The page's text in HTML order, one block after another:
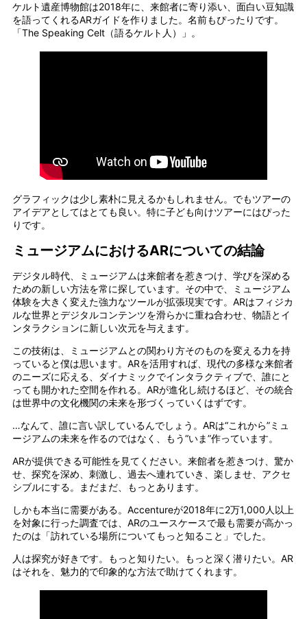
ケルト遺産博物館は2018年に、来館者に寄り添い、面白い豆知識
を語ってくれるARガイドを作りました。名前もぴったりです。
「The Speaking Celt（語るケルト人）」。
グラフィックは少し素朴に見えるかもしれません。でもツアーの
アイデアとしてはとても良い。特に子ども向けツアーにはぴった
りです。
ミュージアムにおけるARについての結論
デジタル時代、ミュージアムは来館者を惹きつけ、学びを深める
ための新しい方法を常に探しています。その中で、ミュージアム
体験を大きく変えた強力なツールが拡張現実です。ARはフィジカ
ルな世界とデジタルコンテンツを滑らかに重ね合わせ、物語とイ
ンタラクションに新しい次元を与えます。
この技術は、ミュージアムとの関わり方そのものを変える力を持
っていると僕は思います。ARを活用すれば、現代の多様な来館者
のニーズに応える、ダイナミックでインタラクティブで、誰にと
っても開かれた空間を作れる。ARが進化し続けるほど、その統合
は世界中の文化機関の未来を形づくっていくはずです。
…なんて、誰に言い訳しているんでしょう。ARは“これから”ミュ
ージアムの未来を作るのではなく、もう“いま”作っています。
ARが提供できる可能性を見てください。来館者を惹きつけ、驚か
せ、探究を深め、刺激し、過去へ連れていき、楽しませ、アクセ
シブルにする。まだまだ、もっとあります。
しかも本当に需要がある。Accentureが2018年に2万1,000人以上
を対象に行った調査では、ARのユースケースで最も需要が高かっ
たのは「訪れている場所についてもっと知ること」でした。
人は探究が好きです。もっと知りたい。もっと深く潜りたい。AR
はそれを、魅力的で印象的な方法で助けてくれます。